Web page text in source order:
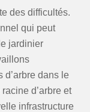
des difficultés.
qui peut
jardinier
d’arbre dans le
d’arbre et
infrastructure